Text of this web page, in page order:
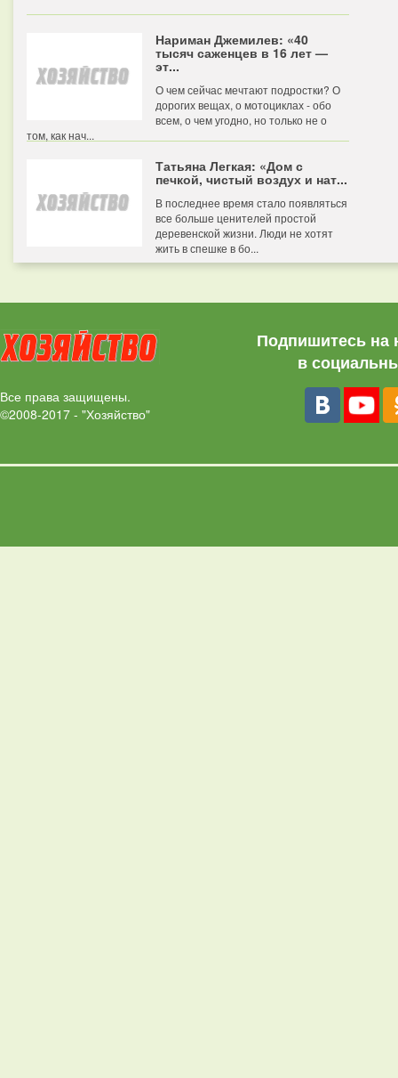
Нариман Джемилев: «40
тысяч саженцев в 16 лет —
эт...
О чем сейчас мечтают подростки? О
дорогих вещах, о мотоциклах - обо
всем, о чем угодно, но только не о
том, как нач...
Татьяна Легкая: «Дом с
печкой, чистый воздух и нат...
В последнее время стало появляться
все больше ценителей простой
деревенской жизни. Люди не хотят
жить в спешке в бо...
Все права защищены.
©2008-2017 - "Хозяйство"
Подпишитесь на
в